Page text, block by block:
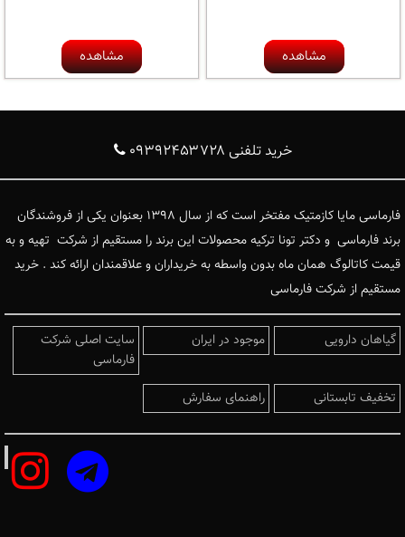
مشاهده مشاهده
خرید تلفنی ۰۹۳۹۲۴۵۳۷۲۸
فارماسی مایا کازمتیک مفتخر است که از سال ۱۳۹۸ بعنوان یکی از فروشندگان
برند فارماسی و دکتر تونا ترکیه محصولات این برند را مستقیم از شرکت تهیه و به
قیمت کاتالوگ همان ماه بدون واسطه به خریداران و علاقمندان ارائه کند . خرید
مستقیم از شرکت فارماسی
گیاهان دارویی موجود در ایران
سایت اصلی شرکت
فارماسی
تخفیف تابستانی
راهنمای سفارش